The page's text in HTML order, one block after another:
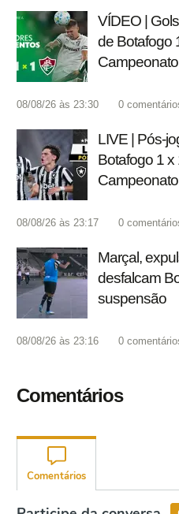
VÍDEO |
de Botafogo
08/08/26 às 23:30 0
LIVE | Pós-
Botafogo 1
08/08/26 às 23:17 0
Marçal,
desfalcam
suspensão
08/08/26 às 23:16 0
Comentários